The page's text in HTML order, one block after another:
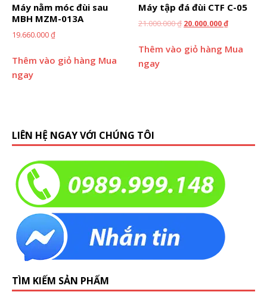
Máy nằm móc đùi sau
MBH MZM-013A
19.660.000₫
Thêm vào giỏ hàng Mua
ngay
Máy tập đá đùi CTF C-05
21.000.000₫ 20.000.000₫
Thêm vào giỏ hàng Mua
ngay
LIÊN HỆ NGAY VỚI CHÚNG TÔI
TÌM KIẾM SẢN PHẨM